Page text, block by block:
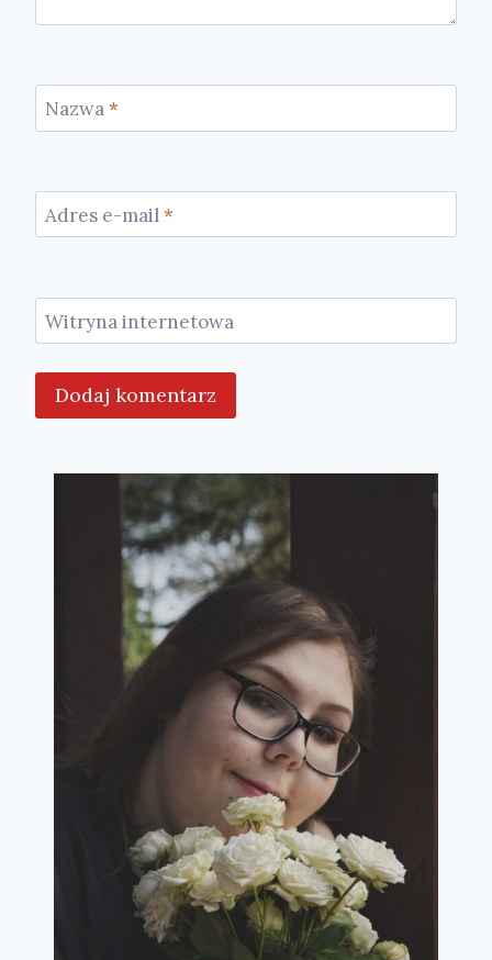
Nazwa*
Adres e-mail*
Witryna internetowa